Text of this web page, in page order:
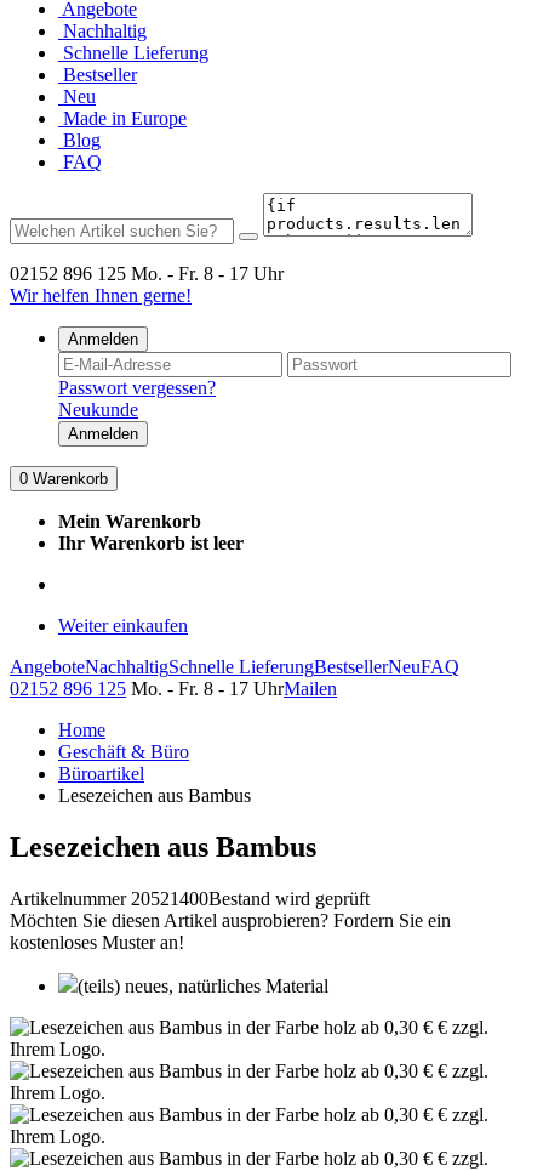
Angebote
Nachhaltig
Schnelle Lieferung
Bestseller
Neu
Made in Europe
Blog
FAQ
02152 896 125 Mo. - Fr. 8 - 17 Uhr
Wir helfen Ihnen gerne!
Anmelden
Passwort vergessen?
Neukunde
Anmelden
0 Warenkorb
Mein Warenkorb
Ihr Warenkorb ist leer
Weiter einkaufen
AngeboteNachhaltigSchnelle LieferungBestsellerNeuFAQ
02152 896 125 Mo. - Fr. 8 - 17 UhrMailen
Home
Geschäft & Büro
Büroartikel
Lesezeichen aus Bambus
Lesezeichen aus Bambus
Artikelnummer 20521400Bestand wird geprüft
Möchten Sie diesen Artikel ausprobieren? Fordern Sie ein
kostenloses Muster an!
(teils) neues, natürliches Material